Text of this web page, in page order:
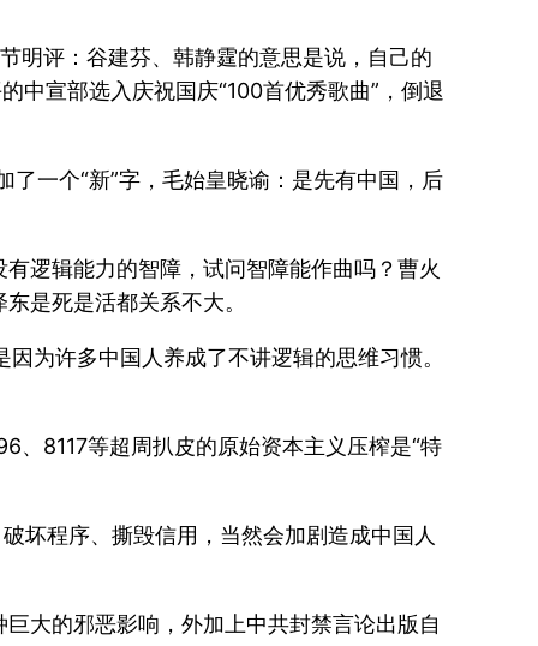
明评：谷建芬、韩静霆的意思是说，自己的
中宣部选入庆祝国庆“100首优秀歌曲”，倒退
一个“新”字，毛始皇晓谕：是先有中国，后
逻辑能力的智障，试问智障能作曲吗？曹火
是死是活都关系不大。
为许多中国人养成了不讲逻辑的思维习惯。
、8117等超周扒皮的原始资本主义压榨是“特
坏程序、撕毁信用，当然会加剧造成中国人
大的邪恶影响，外加上中共封禁言论出版自